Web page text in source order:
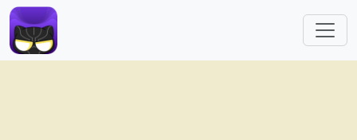
跳转到主要内容